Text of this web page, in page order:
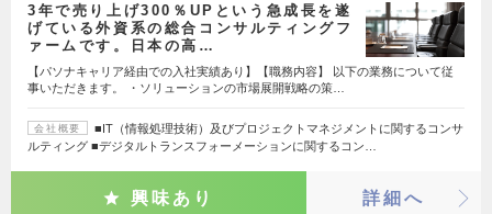
3年で売り上げ300％UPという急成長を遂
げている外資系の総合コンサルティングフ
ァームです。日本の高…
【パソナキャリア経由での入社実績あり】【職務内容】 以下の業務について従
事いただきます。 ・ソリューションの市場展開戦略の策…
会社概要
■IT（情報処理技術）及びプロジェクトマネジメントに関するコンサ
ルティング ■デジタルトランスフォーメーションに関するコン…
興味あり 詳細へ